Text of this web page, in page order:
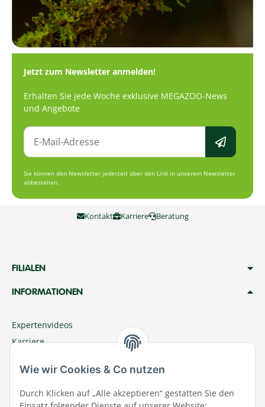
Jetzt zum Newsletter anmelden!
Erhalten Sie jede Woche exklusive MEGAZOO-News
und Angebote
Sie können den Newsletter jederzeit über den Link in unserem Newsletter
abbestellen.
Kontakt Karriere Beratung
FILIALEN
INFORMATIONEN
Expertenvideos
Karriere
Zu Megazoo Shop wechseln
Sommeraktion
Wie wir Cookies & Co nutzen
Durch Klicken auf „Alle akzeptieren“ gestatten Sie den